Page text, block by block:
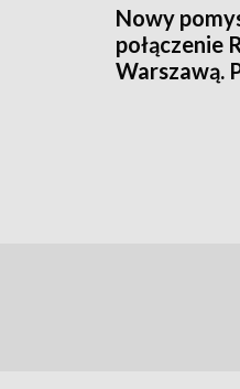
Nowy
połączenie
Warszawą.